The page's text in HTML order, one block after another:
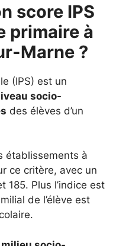
score IPS
primaire à
Marne ?
(IPS) est un
socio-
des élèves d’un
établissements à
ce critère, avec un
185. Plus l’indice est
de l’élève est